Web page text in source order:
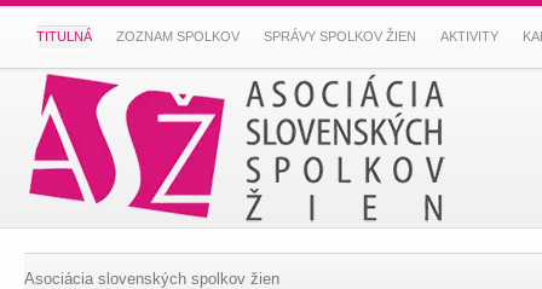
TITULNÁ ZOZNAM SPOLKOV SPRÁVY SPOLKOV ŽIEN AKTIVITY
Asociácia slovenských spolkov žien